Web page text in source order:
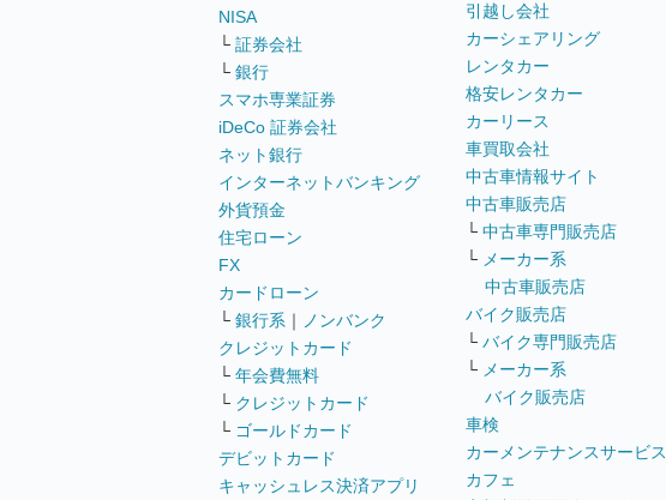
NISA
└ 証券会社
└ 銀行
スマホ専業証券
iDeCo 証券会社
ネット銀行
インターネットバンキング
外貨預金
住宅ローン
FX
カードローン
└ 銀行系 ｜
ノンバンク
クレジットカード
└ 年会費無料
└ クレジットカード
└ ゴールドカード
デビットカード
キャッシュレス決済アプリ
引越し会社
カーシェアリング
レンタカー
格安レンタカー
カーリース
車買取会社
中古車情報サイト
中古車販売店
└ 中古車専門販売店
└ メーカー系
中古車販売店
バイク販売店
└ バイク専門販売店
└ メーカー系
バイク販売店
車検
カーメンテナンスサービス
カフェ